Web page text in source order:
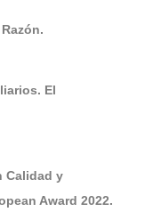
El
Calidad y
Award 2022.